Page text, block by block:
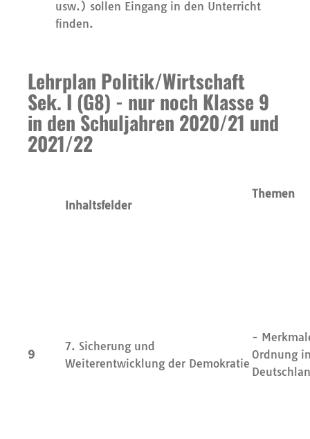
usw.) sollen Eingang in den Unterricht
finden.
Lehrplan Politik/Wirtschaft
Sek. I (G8) - nur noch Klasse 9
in den Schuljahren 2020/21 und
2021/22
Inhaltsfelder
Themen
9
7. Sicherung und
Weiterentwicklung der Demokratie
-
Ordnung